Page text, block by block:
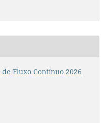
de Fluxo Contínuo 2026